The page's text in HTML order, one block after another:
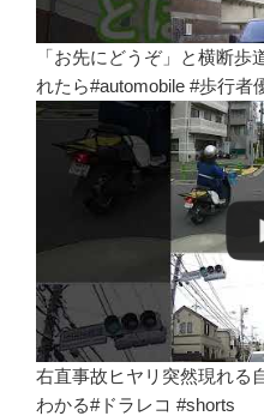
「お先にどうぞ」と横断歩
れたら#automobile #歩行者
右直事故ヒヤリ突然現れる
わかる#ドラレコ #shorts